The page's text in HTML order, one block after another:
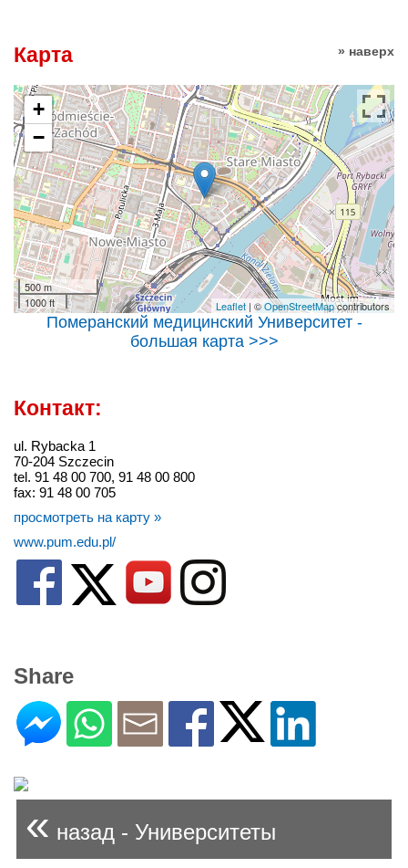
» наверх
Карта
+
−
500 m
1000 ft
Leaflet | ©OpenStreetMapcontributors
Померанский медицинский Университет -
большая карта >>>
Контакт:
ul. Rybacka 1
70-204 Szczecin
tel. 91 48 00 700, 91 48 00 800
fax: 91 48 00 705
просмотреть на карту »
www.pum.edu.pl/
Share
« назад - Университеты